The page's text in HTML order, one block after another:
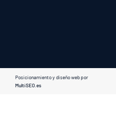
Posicionamiento y diseño web por
MultiSEO.es